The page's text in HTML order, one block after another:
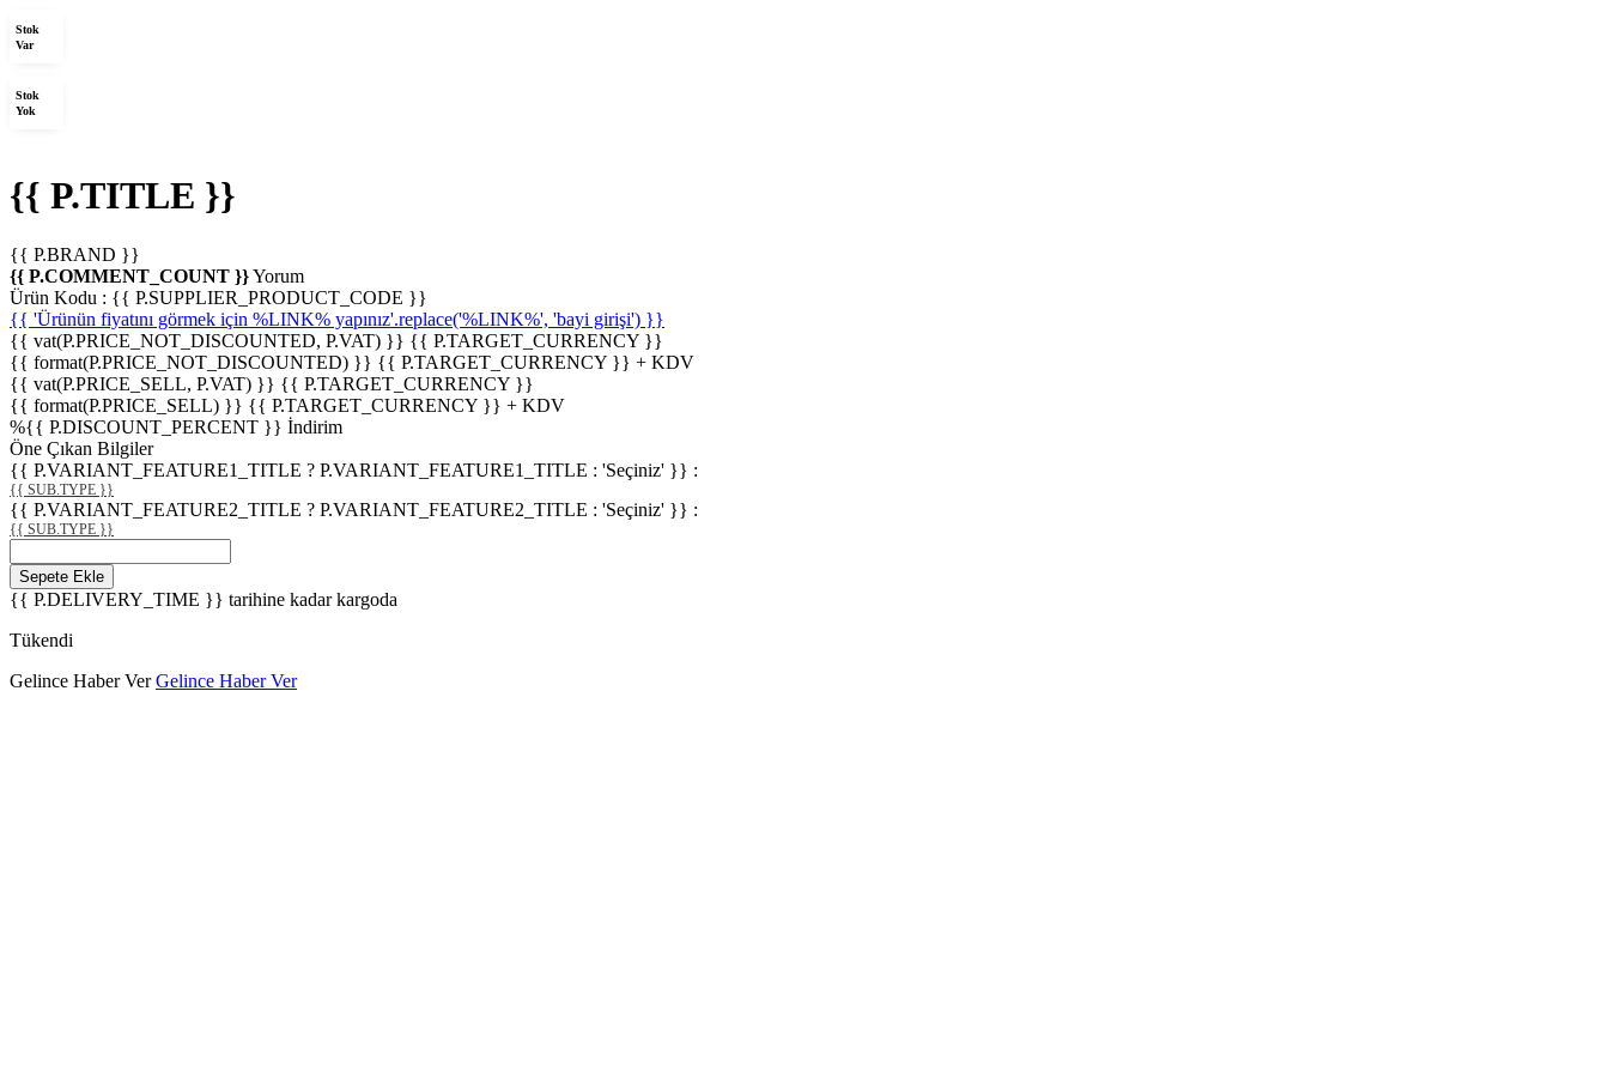
Stok
Var
Stok
Yok
{{ P.TITLE }}
{{ P.BRAND }}
{{ P.COMMENT_COUNT }}Yorum
Ürün Kodu : {{ P.SUPPLIER_PRODUCT_CODE }}
{{ 'Ürünün fiyatını görmek için %LINK% yapınız'.replace('%LINK%', 'bayi girişi') }}
{{ vat(P.PRICE_NOT_DISCOUNTED, P.VAT) }} {{ P.TARGET_CURRENCY }}
{{ format(P.PRICE_NOT_DISCOUNTED) }} {{ P.TARGET_CURRENCY }} + KDV
{{ vat(P.PRICE_SELL, P.VAT) }} {{ P.TARGET_CURRENCY }}
{{ format(P.PRICE_SELL) }} {{ P.TARGET_CURRENCY }} + KDV
%{{ P.DISCOUNT_PERCENT }} İndirim
Öne Çıkan Bilgiler
{{ P.VARIANT_FEATURE1_TITLE ? P.VARIANT_FEATURE1_TITLE : 'Seçiniz' }} :
{{ SUB.TYPE }}
{{ P.VARIANT_FEATURE2_TITLE ? P.VARIANT_FEATURE2_TITLE : 'Seçiniz' }} :
{{ SUB.TYPE }}
Sepete Ekle
{{ P.DELIVERY_TIME }} tarihine kadar kargoda
Tükendi
Gelince Haber Ver Gelince Haber Ver